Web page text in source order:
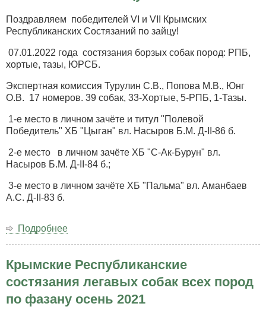
Поздравляем победителей VI и VII Крымских
Республиканских Состязаний по зайцу!
07.01.2022 года состязания борзых собак пород: РПБ,
хортые, тазы, ЮРСБ.
Экспертная комиссия Турулин С.В., Попова М.В., Юнг
О.В. 17 номеров. 39 собак, 33-Хортые, 5-РПБ, 1-Тазы.
1-е место в личном зачёте и титул "Полевой
Победитель" ХБ "Цыган" вл. Насыров Б.М. Д-II-86 б.
2-е место в личном зачёте ХБ "С-Ак-Бурун" вл.
Насыров Б.М. Д-II-84 б.;
3-е место в личном зачёте ХБ "Пальма" вл. Аманбаев
А.С. Д-II-83 б.
Подробнее
VI
VII
Крымских
Крымские Республиканские
состязания легавых собак всех пород
по фазану осень 2021